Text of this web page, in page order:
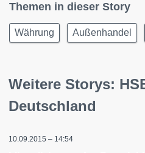
Themen in dieser Story
Währung Außenhandel
Weitere Storys:
Deutschland
10.09.2015 – 14:54